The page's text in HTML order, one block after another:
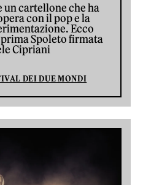
un cartellone che ha
con il pop e la
Ecco
Spoleto firmata
Cipriani
DEI DUE MONDI